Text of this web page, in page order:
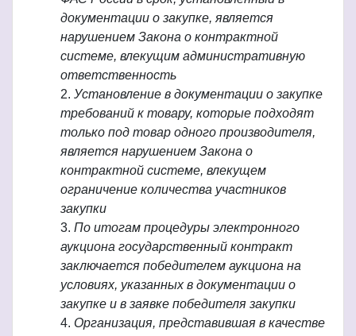
документации о закупке, является
нарушением Закона о контрактной
системе, влекущим административную
ответственность
Установление в документации о закупке
требований к товару, которые подходят
только под товар одного производителя,
является нарушением Закона о
контрактной системе, влекущем
ограничение количества участников
закупки
По итогам процедуры электронного
аукциона государственный контракт
заключается победителем аукциона на
условиях, указанных в документации о
закупке и в заявке победителя закупки
Организация, представившая в качестве